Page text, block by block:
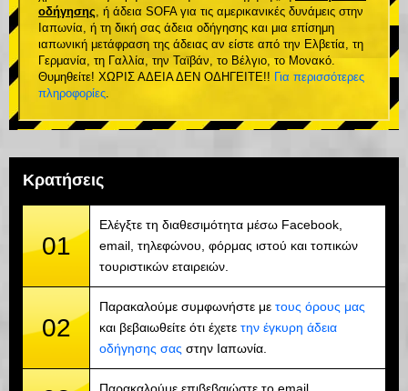
οδήγησης, ή άδεια SOFA για τις αμερικανικές δυνάμεις στην
Ιαπωνία, ή τη δική σας άδεια οδήγησης και μια επίσημη
ιαπωνική μετάφραση της άδειας αν είστε από την Ελβετία, τη
Γερμανία, τη Γαλλία, την Ταϊβάν, το Βέλγιο, το Μονακό.
Θυμηθείτε! ΧΩΡΙΣ ΑΔΕΙΑ ΔΕΝ ΟΔΗΓΕΙΤΕ!! Για περισσότερες
πληροφορίες.
Κρατήσεις
01
Ελέγξτε τη διαθεσιμότητα μέσω Facebook,
email, τηλεφώνου, φόρμας ιστού και τοπικών
τουριστικών εταιρειών.
02
Παρακαλούμε συμφωνήστε με τους όρους μας
και βεβαιωθείτε ότι έχετε την έγκυρη άδεια
οδήγησης σας στην Ιαπωνία.